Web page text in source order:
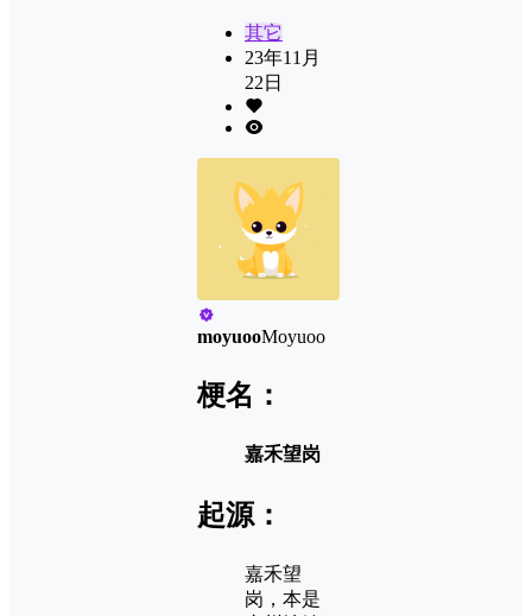
其它
23年11月
22日
moyuooMoyuoo
梗名：
嘉禾望岗
起源：
嘉禾望
岗，本是